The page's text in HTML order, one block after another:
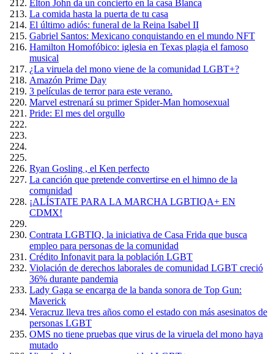
Elton John da un concierto en la casa Blanca
La comida hasta la puerta de tu casa
El último adiós: funeral de la Reina Isabel II
Gabriel Santos: Mexicano conquistando en el mundo NFT
Hamilton Homofóbico: iglesia en Texas plagia el famoso
musical
¿La viruela del mono viene de la comunidad LGBT+?
Amazón Prime Day
3 películas de terror para este verano.
Marvel estrenará su primer Spider-Man homosexual
Pride: El mes del orgullo
Ryan Gosling , el Ken perfecto
La canción que pretende convertirse en el himno de la
comunidad
¡ALÍSTATE PARA LA MARCHA LGBTIQA+ EN
CDMX!
Contrata LGBTIQ, la iniciativa de Casa Frida que busca
empleo para personas de la comunidad
Crédito Infonavit para la población LGBT
Violación de derechos laborales de comunidad LGBT creció
36% durante pandemia
Lady Gaga se encarga de la banda sonora de Top Gun:
Maverick
Veracruz lleva tres años como el estado con más asesinatos de
personas LGBT
OMS no tiene pruebas que virus de la viruela del mono haya
mutado